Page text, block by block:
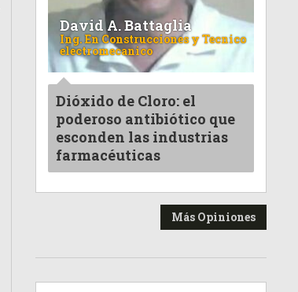
David A. Battaglia
Ing. En Construcciones y Tecnico
electromecanico
Dióxido de Cloro: el
poderoso antibiótico que
esconden las industrias
farmacéuticas
Más Opiniones